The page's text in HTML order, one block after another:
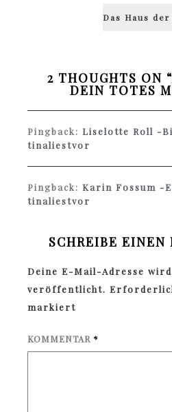
Das Haus
2 THOUGHTS ON “
DEIN TOTES
Pingback:Liselotte Roll -
tinaliestvor
Pingback:Karin Fossum -
tinaliestvor
SCHREIBE EINEN
Deine E-Mail-Adresse
veröffentlicht.
markiert
KOMMENTAR *